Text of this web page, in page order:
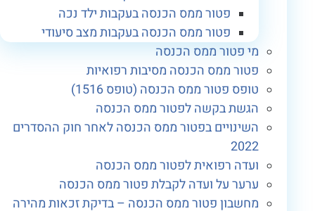
פטור ממס הכנסה בעקבות ילד נכה
פטור ממס הכנסה בעקבות מצב סיעודי
מי פטור ממס הכנסה
פטור ממס הכנסה מסיבות רפואיות
טופס פטור ממס הכנסה (טופס 1516)
הגשת בקשה לפטור ממס הכנסה
השינויים בפטור ממס הכנסה לאחר חוק ההסדרים
ועדה רפואית לפטור ממס הכנסה
ערער על ועדה לקבלת פטור ממס הכנסה
מחשבון פטור ממס הכנסה – בדיקת זכאות מהירה